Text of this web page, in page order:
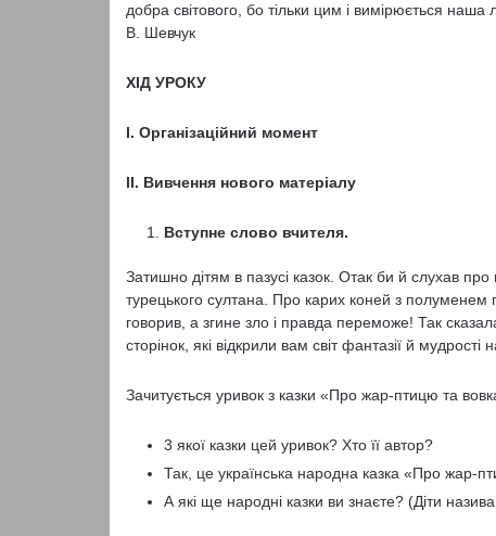
добра світового, бо тільки цим і вимірюється наша
В. Шевчук
ХІД УРОКУ
І. Організаційний момент
ІІ. Вивчення нового матеріалу
Вступне слово вчителя.
Затишно дітям в пазусі казок. Отак би й слухав
турецького султана. Про карих коней з
говорив, а згине зло і правда переможе! Так
сторінок, які відкрили вам світ фантазії й мудрості
Зачитується уривок з казки «Про жар-птицю та
3 якої казки цей уривок? Хто її автор?
Так, це українська народна казка «Про жар-
А які ще народні казки ви знаєте? (Діти